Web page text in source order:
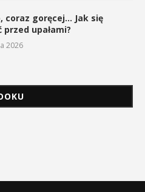
coraz goręcej… Jak się
przed upałami?
2026